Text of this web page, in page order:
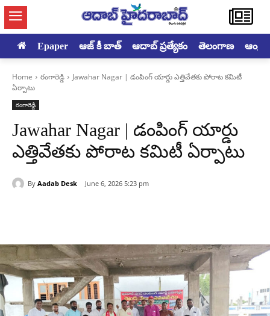
Epaper ఆజ్ కీ బాత్ ఆదాబ్ ప్రత్యేకం తెలంగాణ
Home రంగారెడ్డి
Jawahar Nagar | డంపింగ్ యార్డు ఎత్తివేతకు పోరాట కమిటీ
ఏర్పాటు
రంగారెడ్డి
Jawahar Nagar | డంపింగ్ యార్డు
ఎత్తివేతకు పోరాట కమిటీ ఏర్పాటు
By Aadab Desk June 6, 2026 5:23 pm